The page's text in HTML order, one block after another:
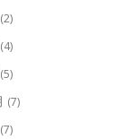
(2)
(4)
(5)
(7)
(7)